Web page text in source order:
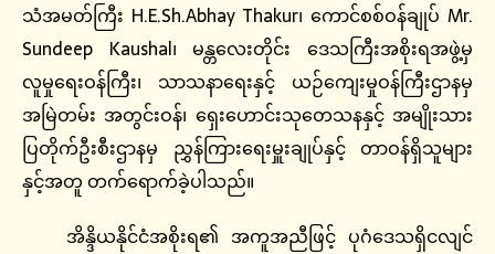
သံအမတ်ကြီး H.E.Sh.Abhay Thakur၊ ကောင်စစ်ဝန်ချုပ် Mr.
Sundeep Kaushal၊ မန္တလေးတိုင်း ဒေသကြီးအစိုးရအဖွဲ့မှ
လူမှုရေးဝန်ကြီး၊ သာသနာရေးနှင့် ယဉ်ကျေးမှုဝန်ကြီးဌာနမှ
အမြဲတမ်း အတွင်းဝန်၊ ရှေးဟောင်းသုတေသနနှင့် အမျိုးသား
ပြတိုက်ဦးစီးဌာနမှ ညွှန်ကြားရေးမှူးချုပ်နှင့် တာဝန်ရှိသူများ
နှင့်အတူ တက်ရောက်ခဲ့ပါသည်။
အိန္ဒိယနိုင်ငံအစိုးရ၏ အကူအညီဖြင့် ပုဂံဒေသရှိငလျင်